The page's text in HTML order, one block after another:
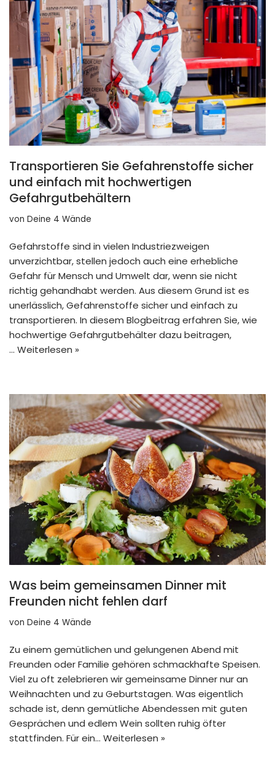
Transportieren Sie Gefahrenstoffe sicher
und einfach mit hochwertigen
Gefahrgutbehältern
von Deine 4 Wände
Gefahrstoffe sind in vielen Industriezweigen
unverzichtbar, stellen jedoch auch eine erhebliche
Gefahr für Mensch und Umwelt dar, wenn sie nicht
richtig gehandhabt werden. Aus diesem Grund ist es
unerlässlich, Gefahrenstoffe sicher und einfach zu
transportieren. In diesem Blogbeitrag erfahren Sie, wie
hochwertige Gefahrgutbehälter dazu beitragen,
… Weiterlesen »
Was beim gemeinsamen Dinner mit
Freunden nicht fehlen darf
von Deine 4 Wände
Zu einem gemütlichen und gelungenen Abend mit
Freunden oder Familie gehören schmackhafte Speisen.
Viel zu oft zelebrieren wir gemeinsame Dinner nur an
Weihnachten und zu Geburtstagen. Was eigentlich
schade ist, denn gemütliche Abendessen mit guten
Gesprächen und edlem Wein sollten ruhig öfter
stattfinden. Für ein… Weiterlesen »